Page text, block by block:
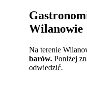
Wilanowie
Na terenie
barów. Poniżej
odwiedzić.